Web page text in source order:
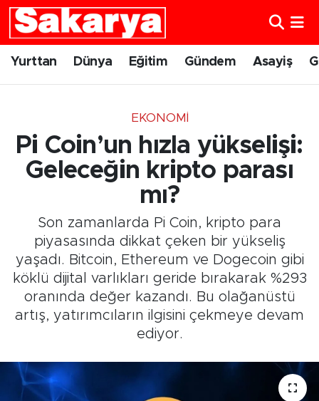
Yurttan Dünya Eğitim Gündem Asayiş
EKONOMI
Pi Coin’un hızla yükselişi:
Geleceğin kripto parası
mı?
Son zamanlarda Pi Coin, kripto para
piyasasında dikkat çeken bir yükseliş
yaşadı. Bitcoin, Ethereum ve Dogecoin gibi
köklü dijital varlıkları geride bırakarak %293
oranında değer kazandı. Bu olağanüstü
artış, yatırımcıların ilgisini çekmeye devam
ediyor.
Yurttan
Gündem
Spor
Sağlık
Kültür Sanat
Resmi İlanlar
Eskişehir Nöbetçi Eczaneler
Eskişehir Trafik Yoğunluk Haritası
Süper Lig Puan Durumu ve Fikstür
Tüm Manşetler
Son Dakika Haberleri
Haber Arşivi